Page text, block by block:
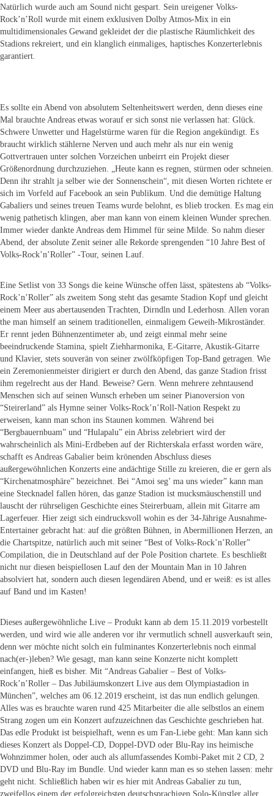
Natürlich wurde auch am Sound nicht gespart. Sein ureigener Volks-
Rock’n’Roll wurde mit einem exklusiven Dolby Atmos-Mix in ein
multidimensionales Gewand gekleidet der die plastische Räumlichkeit des
Stadions rekreiert, und ein klanglich einmaliges, haptisches Konzerterlebnis
garantiert.
Es sollte ein Abend von absolutem Seltenheitswert werden, denn dieses eine
Mal brauchte Andreas etwas worauf er sich sonst nie verlassen hat: Glück.
Schwere Unwetter und Hagelstürme waren für die Region angekündigt. Es
braucht wirklich stählerne Nerven und auch mehr als nur ein wenig
Gottvertrauen unter solchen Vorzeichen unbeirrt ein Projekt dieser
Größenordnung durchzuziehen. „Heute kann es regnen, stürmen oder schneien.
Denn ihr strahlt ja selber wie der Sonnenschein“, mit diesen Worten richtete er
sich im Vorfeld auf Facebook an sein Publikum. Und die demütige Haltung
Gabaliers und seines treuen Teams wurde belohnt, es blieb trocken. Es mag ein
wenig pathetisch klingen, aber man kann von einem kleinen Wunder sprechen.
Immer wieder dankte Andreas dem Himmel für seine Milde. So nahm dieser
Abend, der absolute Zenit seiner alle Rekorde sprengenden “10 Jahre Best of
Volks-Rock’n’Roller” -Tour, seinen Lauf.
Eine Setlist von 33 Songs die keine Wünsche offen lässt, spätestens ab “Volks-
Rock’n’Roller” als zweitem Song steht das gesamte Stadion Kopf und gleicht
einem Meer aus abertausenden Trachten, Dirndln und Lederhosn. Allen voran
the man himself an seinem traditionellen, einmaligem Geweih-Mikroständer.
Er rennt jeden Bühnenzentimeter ab, und zeigt einmal mehr seine
beeindruckende Stamina, spielt Ziehharmonika, E-Gitarre, Akustik-Gitarre
und Klavier, stets souverän von seiner zwölfköpfigen Top-Band getragen. Wie
ein Zeremonienmeister dirigiert er durch den Abend, das ganze Stadion frisst
ihm regelrecht aus der Hand. Beweise? Gern. Wenn mehrere zehntausend
Menschen sich auf seinen Wunsch erheben um seiner Pianoversion von
“Steirerland” als Hymne seiner Volks-Rock’n’Roll-Nation Respekt zu
erweisen, kann man schon ins Staunen kommen. Während bei
“Bergbauernbuam” und “Hulapalu” ein Abriss zelebriert wird der
wahrscheinlich als Mini-Erdbeben auf der Richterskala erfasst worden wäre,
schafft es Andreas Gabalier beim krönenden Abschluss dieses
außergewöhnlichen Konzerts eine andächtige Stille zu kreieren, die er gern als
“Kirchenatmosphäre” bezeichnet. Bei “Amoi seg’ ma uns wieder” kann man
eine Stecknadel fallen hören, das ganze Stadion ist mucksmäuschenstill und
lauscht der rührseligen Geschichte eines Steirerbuam, allein mit Gitarre am
Lagerfeuer. Hier zeigt sich eindrucksvoll wohin es der 34-Jährige Ausnahme-
Entertainer gebracht hat: auf die größten Bühnen, in Abermillionen Herzen, an
die Chartspitze, natürlich auch mit seiner “Best of Volks-Rock’n’Roller”
Compilation, die in Deutschland auf der Pole Position chartete. Es beschließt
nicht nur diesen beispiellosen Lauf den der Mountain Man in 10 Jahren
absolviert hat, sondern auch diesen legendären Abend, und er weiß: es ist alles
auf Band und im Kasten!
Dieses außergewöhnliche Live – Produkt kann ab dem 15.11.2019 vorbestellt
werden, und wird wie alle anderen vor ihr vermutlich schnell ausverkauft sein,
denn wer möchte nicht solch ein fulminantes Konzerterlebnis noch einmal
nach(er-)leben? Wie gesagt, man kann seine Konzerte nicht komplett
einfangen, hieß es bisher. Mit “Andreas Gabalier – Best of Volks-
Rock’n’Roller – Das Jubiläumskonzert Live aus dem Olympiastadion in
München”, welches am 06.12.2019 erscheint, ist das nun endlich gelungen.
Alles was es brauchte waren rund 425 Mitarbeiter die alle selbstlos an einem
Strang zogen um ein Konzert aufzuzeichnen das Geschichte geschrieben hat.
Das edle Produkt ist beispielhaft, wenn es um Fan-Liebe geht: Man kann sich
dieses Konzert als Doppel-CD, Doppel-DVD oder Blu-Ray ins heimische
Wohnzimmer holen, oder auch als allumfassendes Kombi-Paket mit 2 CD, 2
DVD und Blu-Ray im Bundle. Und wieder kann man es so stehen lassen: mehr
geht nicht. Schließlich haben wir es hier mit Andreas Gabalier zu tun,
zweifellos einem der erfolgreichsten deutschsprachigen Solo-Künstler aller